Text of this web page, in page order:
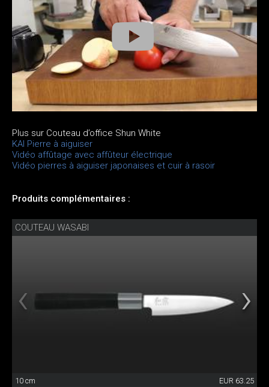
Plus sur Couteau d’office Shun White
KAI Pierre à aiguiser
Vidéo affûtage avec affûteur électrique
Vidéo pierres à aiguiser japonaises et cuir à rasoir
Produits complémentaires :
COUTEAU WASABI
10 cm EUR 63.25